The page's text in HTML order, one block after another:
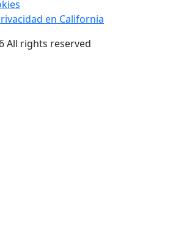
en California
All rights reserved